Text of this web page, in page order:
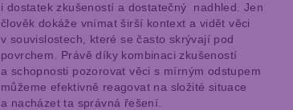
i dostatek zkušeností a dostatečný nadhled. Jen
člověk dokáže vnímat širší kontext a vidět věci
v souvislostech, které se často skrývají pod
povrchem. Právě díky kombinaci zkušeností
a schopnosti pozorovat věci s mírným odstupem
můžeme efektivně reagovat na složité situace
a nacházet ta správná řešení.